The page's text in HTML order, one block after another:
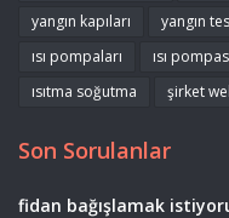
yangın kapıları
yangın
ısı pompaları
ısı
ısıtma soğutma
şirket
Son Sorulanlar
fidan bağışlamak